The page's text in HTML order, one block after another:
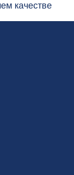
качестве